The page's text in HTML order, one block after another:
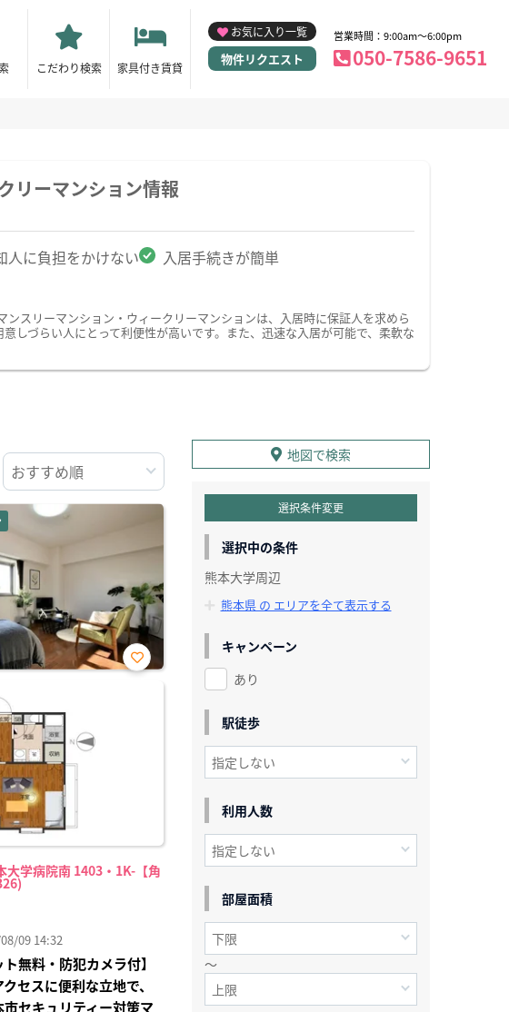
こだわり検索 家具付き賃貸
お気に入り一覧
物件リクエスト
営業時間：9:00am～6:00pm
050-7586-9651
リーマンション情報
人に負担をかけない 入居手続きが簡単
スリーマンション・ウィークリーマンションは、入居時に保証人を求めら
しづらい人にとって利便性が高いです。また、迅速な入居が可能で、柔軟な
大学病院南 1403・1K-【角
お気
09 14:32
ト無料・防犯カメラ付】
セスに便利な立地で、
セキュリティー対策マ
地図で検索
選択条件変更
選択中の条件
熊本大学周辺
熊本県 の エリアを全て表示する
キャンペーン
あり
駅徒歩
利用人数
部屋面積
～